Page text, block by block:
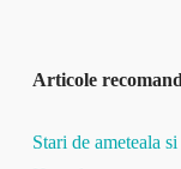
Articole
Stari de ameteala